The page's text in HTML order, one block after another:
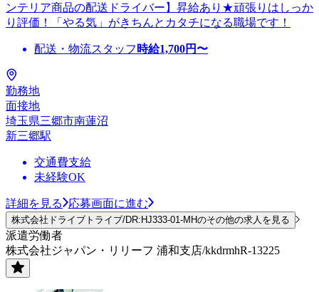
ンテリア商品の配送ドライバー】昇給あり★頑張りはしっか
り評価！「やる気」がきちんとカタチになる職場です！
配送・物流スタッフ 時給1,700円〜
勤務地
面接地
埼玉県三郷市南蓮沼
新三郷駅
交通費支給
未経験OK
詳細を見る 応募画面に進む
株式会社ドライブトライブ/DR:HJ333-01-MHのその他の求人を見る
派遣労働者
株式会社ジャパン・リリーフ 浦和支店/kkdrmhR-13225